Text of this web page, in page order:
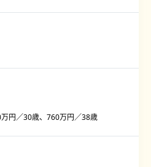
円／30歳、760万円／38歳